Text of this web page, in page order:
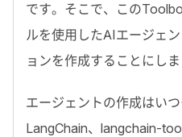
です。そこで、この
ルを使用したAIエージェ
ョンを作成することにしま
エージェントの作成はいつ
LangChain、 langchain-